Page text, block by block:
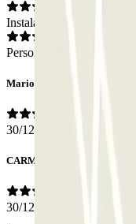
Instalaciones
Personal
Mario
30/12/2025
CARMELO
30/12/2025